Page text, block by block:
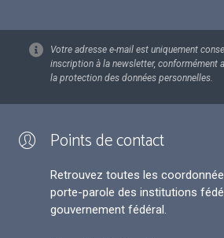
Votre adresse e-mail est uniquement
inscription à la newsletter, conformément
la protection des données personnelles.
Points de contact
Retrouvez toutes les
porte-parole des institutions
gouvernement fédéral.